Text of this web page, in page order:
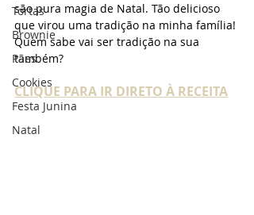
Tortas
Brownie
Pães
Cookies
Festa Junina
Natal
são pura magia de Natal. Tão delicioso
que virou uma tradição na minha família!
Quem sabe vai ser tradição na sua
também?
CLIQUE PARA IR DIRETO À RECEITA